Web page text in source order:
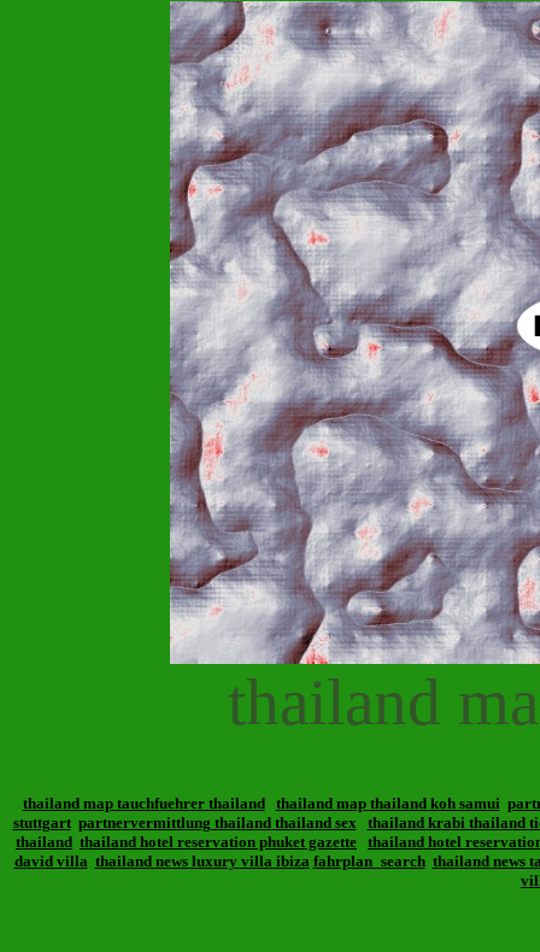
thailand
thailand map tauchfuehrer thailand thailand map thailand koh samui
stuttgart partnervermittlung thailand thailand sex
thailand krabi thailand
thailand thailand hotel reservation phuket gazette thailand hotel
david villa thailand news luxury villa ibiza fahrplan_search thailand news